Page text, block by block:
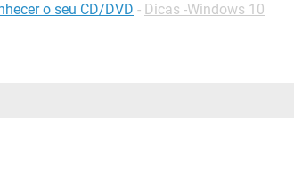
o seu CD/DVD - Dicas -Windows 10